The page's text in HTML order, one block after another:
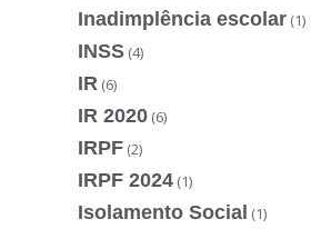
Inadimplência escolar (1)
INSS (4)
IR (6)
IR 2020 (6)
IRPF (2)
IRPF 2024 (1)
Isolamento Social (1)